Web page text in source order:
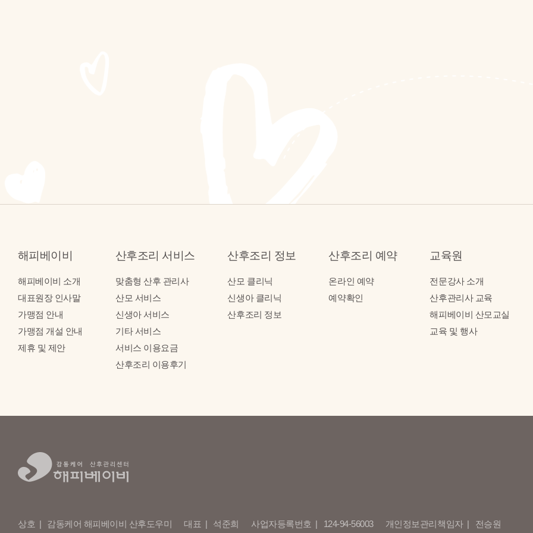
해피베이비
해피베이비 소개
대표원장 인사말
가맹점 안내
가맹점 개설 안내
제휴 및 제안
산후조리 서비스
맞춤형 산후 관리사
산모 서비스
신생아 서비스
기타 서비스
서비스 이용요금
산후조리 이용후기
산후조리 정보
산모 클리닉
신생아 클리닉
산후조리 정보
산후조리 예약
온라인 예약
예약확인
교육원
전문강사 소개
산후관리사 교육
해피베이비 산모교실
교육 및 행사
상호 감동케어 해피베이비 산후도우미 대표 석준희 사업자등록번호 124-94-56003 개인정보관리책임자 전승원